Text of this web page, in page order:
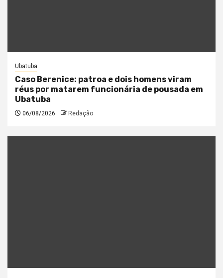
Ubatuba
Caso Berenice: patroa e dois homens viram
réus por matarem funcionária de pousada em
Ubatuba
06/08/2026 Redação